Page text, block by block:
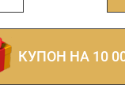
КУПОН НА 10